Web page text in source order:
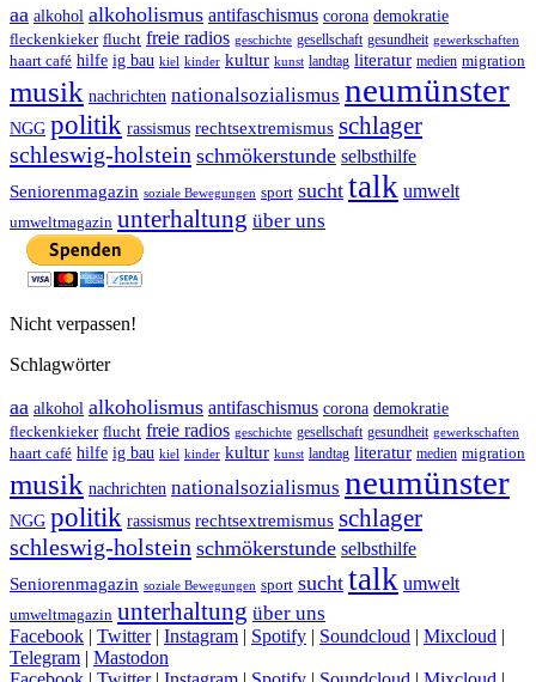
aa alkohol alkoholismus antifaschismus corona demokratie
fleckenkieker flucht freie radios geschichte gesellschaft gesundheit gewerkschaften
haart café hilfe ig bau kiel kinder kultur kunst landtag literatur medien migration
musik nachrichten nationalsozialismus neumünster
NGG politik rassismus rechtsextremismus schlager
schleswig-holstein schmökerstunde selbsthilfe
Seniorenmagazin soziale Bewegungen sport sucht talk umwelt
umweltmagazin unterhaltung über uns
Nicht verpassen!
Schlagwörter
aa alkohol alkoholismus antifaschismus corona demokratie
fleckenkieker flucht freie radios geschichte gesellschaft gesundheit gewerkschaften
haart café hilfe ig bau kiel kinder kultur kunst landtag literatur medien migration
musik nachrichten nationalsozialismus neumünster
NGG politik rassismus rechtsextremismus schlager
schleswig-holstein schmökerstunde selbsthilfe
Seniorenmagazin soziale Bewegungen sport sucht talk umwelt
umweltmagazin unterhaltung über uns
Facebook | Twitter| Instagram | Spotify | Soundcloud | Mixcloud |
Telegram | Mastodon